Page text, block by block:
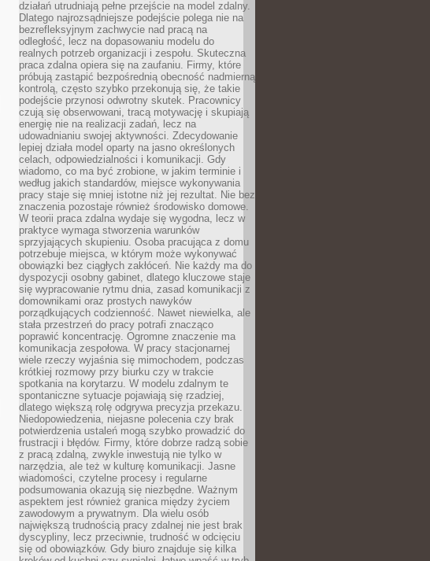
działań utrudniają pełne przejście na model zdalny.
Dlatego najrozsądniejsze podejście polega nie na
bezrefleksyjnym zachwycie nad pracą na
odległość, lecz na dopasowaniu modelu do
realnych potrzeb organizacji i zespołu. Skuteczna
praca zdalna opiera się na zaufaniu. Firmy, które
próbują zastąpić bezpośrednią obecność nadmierną
kontrolą, często szybko przekonują się, że takie
podejście przynosi odwrotny skutek. Pracownicy
czują się obserwowani, tracą motywację i skupiają
energię nie na realizacji zadań, lecz na
udowadnianiu swojej aktywności. Zdecydowanie
lepiej działa model oparty na jasno określonych
celach, odpowiedzialności i komunikacji. Gdy
wiadomo, co ma być zrobione, w jakim terminie i
według jakich standardów, miejsce wykonywania
pracy staje się mniej istotne niż jej rezultat. Nie bez
znaczenia pozostaje również środowisko domowe.
W teorii praca zdalna wydaje się wygodna, lecz w
praktyce wymaga stworzenia warunków
sprzyjających skupieniu. Osoba pracująca z domu
potrzebuje miejsca, w którym może wykonywać
obowiązki bez ciągłych zakłóceń. Nie każdy ma do
dyspozycji osobny gabinet, dlatego kluczowe staje
się wypracowanie rytmu dnia, zasad komunikacji z
domownikami oraz prostych nawyków
porządkujących codzienność. Nawet niewielka, ale
stała przestrzeń do pracy potrafi znacząco
poprawić koncentrację. Ogromne znaczenie ma
komunikacja zespołowa. W pracy stacjonarnej
wiele rzeczy wyjaśnia się mimochodem, podczas
krótkiej rozmowy przy biurku czy w trakcie
spotkania na korytarzu. W modelu zdalnym te
spontaniczne sytuacje pojawiają się rzadziej,
dlatego większą rolę odgrywa precyzja przekazu.
Niedopowiedzenia, niejasne polecenia czy brak
potwierdzenia ustaleń mogą szybko prowadzić do
frustracji i błędów. Firmy, które dobrze radzą sobie
z pracą zdalną, zwykle inwestują nie tylko w
narzędzia, ale też w kulturę komunikacji. Jasne
wiadomości, czytelne procesy i regularne
podsumowania okazują się niezbędne. Ważnym
aspektem jest również granica między życiem
zawodowym a prywatnym. Dla wielu osób
największą trudnością pracy zdalnej nie jest brak
dyscypliny, lecz przeciwnie, trudność w odcięciu
się od obowiązków. Gdy biuro znajduje się kilka